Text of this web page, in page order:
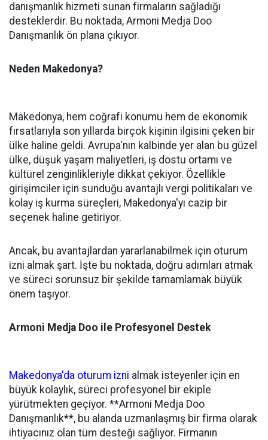
danışmanlık hizmeti sunan firmaların sağladığı
desteklerdir. Bu noktada, Armoni Medja Doo
Danışmanlık ön plana çıkıyor.
Neden Makedonya?
Makedonya, hem coğrafi konumu hem de ekonomik
fırsatlarıyla son yıllarda birçok kişinin ilgisini çeken bir
ülke haline geldi. Avrupa'nın kalbinde yer alan bu güzel
ülke, düşük yaşam maliyetleri, iş dostu ortamı ve
kültürel zenginlikleriyle dikkat çekiyor. Özellikle
girişimciler için sunduğu avantajlı vergi politikaları ve
kolay iş kurma süreçleri, Makedonya'yı cazip bir
seçenek haline getiriyor.
Ancak, bu avantajlardan yararlanabilmek için oturum
izni almak şart. İşte bu noktada, doğru adımları atmak
ve süreci sorunsuz bir şekilde tamamlamak büyük
önem taşıyor.
Armoni Medja Doo ile Profesyonel Destek
Makedonya'da oturum izni almak isteyenler için en
büyük kolaylık, süreci profesyonel bir ekiple
yürütmekten geçiyor. **Armoni Medja Doo
Danışmanlık**, bu alanda uzmanlaşmış bir firma olarak
ihtiyacınız olan tüm desteği sağlıyor. Firmanın